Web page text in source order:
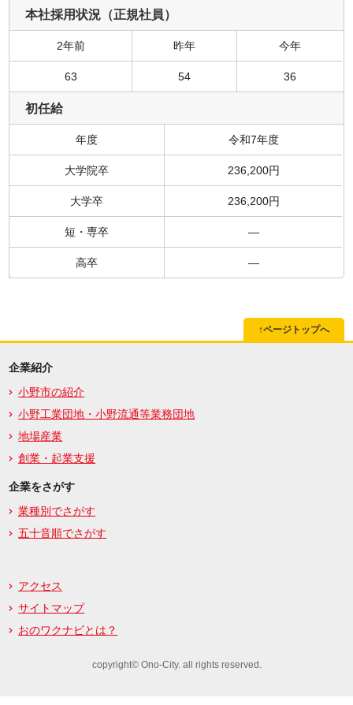
本社採用状況（正規社員）
2年前 昨年 今年
63 54 36
初任給
年度 令和7年度
大学院卒 236,200円
大学卒 236,200円
短・専卒 ―
高卒 ―
↑ページトップへ
企業紹介
小野市の紹介
小野工業団地・小野流通等業務団地
地場産業
創業・起業支援
企業をさがす
業種別でさがす
五十音順でさがす
アクセス
サイトマップ
おのワクナビとは？
copyright© Ono-City. all rights reserved.